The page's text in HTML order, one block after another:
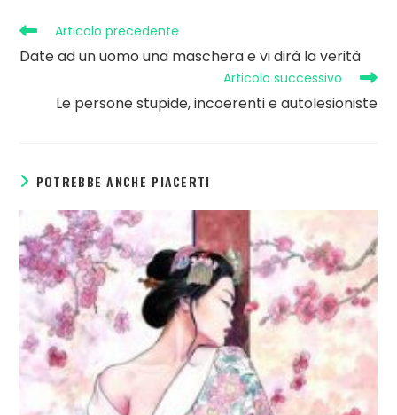
Articolo precedente
Date ad un uomo una maschera e vi dirà la verità
Articolo successivo
Le persone stupide, incoerenti e autolesioniste
POTREBBE ANCHE PIACERTI